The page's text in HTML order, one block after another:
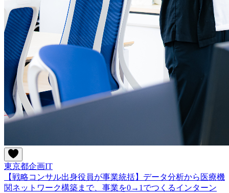
東京都企画IT
【戦略コンサル出身役員が事業統括】データ分析から医療機
関ネットワーク構築まで、事業を0→1でつくるインターン